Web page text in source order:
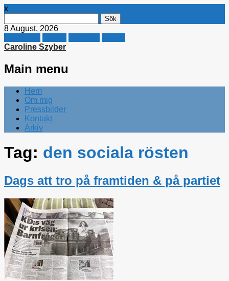
x
efter:
8 August, 2026
Caroline Szyber
Main menu
Skip
content
Hem
Om mig
Pressbilder
Kontakt
Arkiv
Tag: den sociala rösten
Dags att tro på framtiden & på partiet